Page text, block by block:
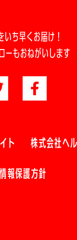
いち早くお届け！
ーもおねがいします
ト 株式会社ヘ
報保護方針